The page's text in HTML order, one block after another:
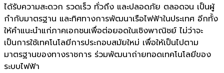
ได้รับความสะดวก รวดเร็ว ทั่วถึง และปลอดภัย ตลอดจน เป็นผู้
กำกับมาตรฐาน และทิศทางการพัฒนาเรือไฟฟ้าในประเทศ อีกทั้ง
ให้คำแนะนำแก่ภาคเอกชนเพื่อต่อยอดในเชิงพาณิชย์ ไม่ว่าจะ
เป็นการใช้เทคโนโลยีการประกอบสมัยใหม่ เพื่อให้เป็นไปตาม
มาตรฐานของทางราชการ ร่วมพัฒนาถ่ายทอดเทคโนโลยีของ
ระบบไฟฟ้า